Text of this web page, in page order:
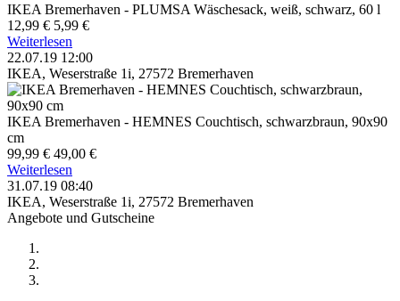
IKEA Bremerhaven - PLUMSA Wäschesack, weiß, schwarz, 60 l
12,99 € 5,99 €
Weiterlesen
22.07.19 12:00
IKEA, Weserstraße 1i, 27572 Bremerhaven
IKEA Bremerhaven - HEMNES Couchtisch, schwarzbraun, 90x90
cm
99,99 € 49,00 €
Weiterlesen
31.07.19 08:40
IKEA, Weserstraße 1i, 27572 Bremerhaven
Angebote und Gutscheine